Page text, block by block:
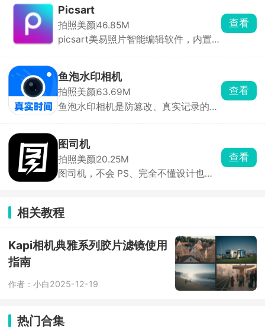
自拍再也不会文字颠倒。除了矫正视
角，它还能玩创意对称拍照，不用拍完
再用修图软件翻转裁剪。适合日常自
拍、穿搭对镜拍、证件记录、拍对称创
Picsart
拍照美颜46.85M
picsart美易照片智能编辑软件，内置强
挥你的创作，制作出专业的大师级别图
片。picsart软件中提供了海量精美贴
纸、精美滤镜，可以随意的对图片进行
编辑，体验到最专业的修图过程。
查看
鱼泡水印相机
拍照美颜63.69M
鱼泡水印相机是防篡改、真实记录的水
加上改不了的时间、地点、天气等水
印，防止照片作假。适合现场打卡、工
程验收、巡检留痕。
查看
图司机
拍照美颜20.25M
图司机，不会 PS、完全不懂设计也能
片，就能直接保存导出，十几秒就能做
出一张像样的海报，不用花钱找美工。
干净，做合成图、换背景特别省事，还
有拼图、加水印、做动图小工具，低成
查看
相关教程
Kapi相机典雅系列胶片滤镜使用
指南
作者：小白2025-12-19
热门合集